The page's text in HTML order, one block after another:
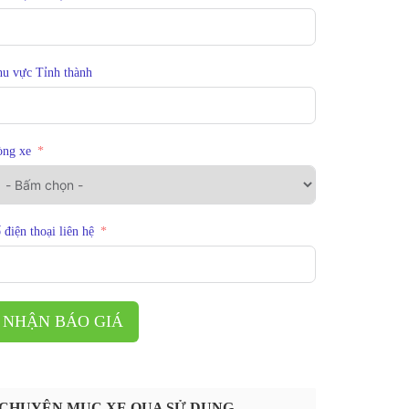
vực Tỉnh thành
xe
điện thoại liên hệ
NHẬN BÁO GIÁ